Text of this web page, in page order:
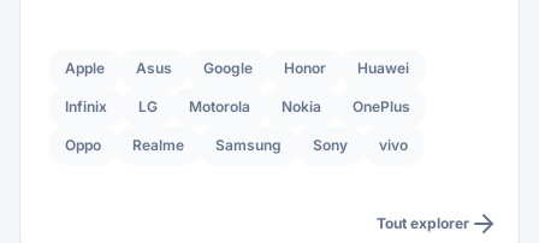
Apple Asus Google Honor Huawei
Infinix LG Motorola Nokia OnePlus
Oppo Realme Samsung Sony vivo
Tout explorer